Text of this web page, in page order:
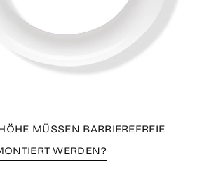
MÜSSEN BARRIEREFREIE
WERDEN?